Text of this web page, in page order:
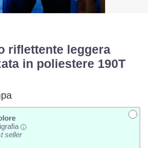
riflettente leggera
in poliestere 190T
i
seller